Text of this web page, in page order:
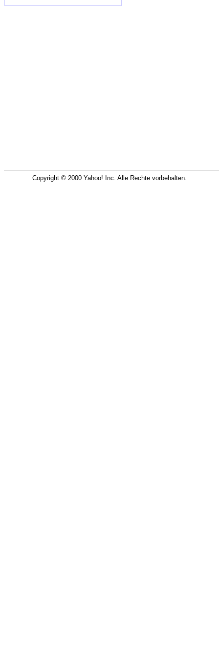
Copyright © 2000 Yahoo! Inc. Alle Rechte vorbehalten.